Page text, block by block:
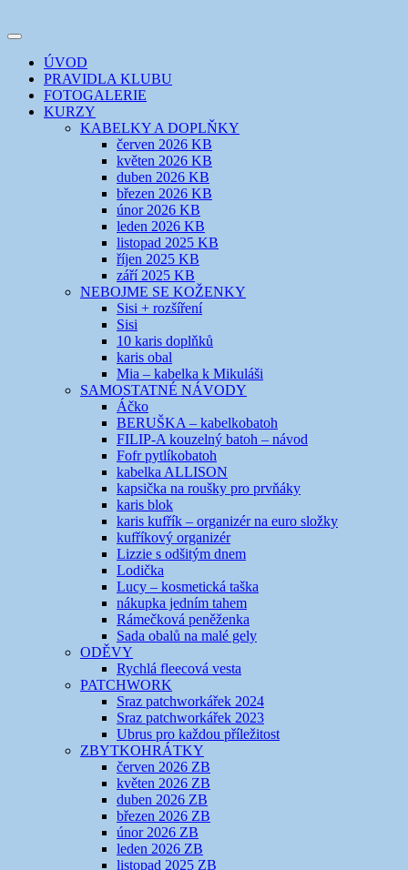
k
webuEVIKLUB
šicí klub
Toggle
navigation
ÚVOD
PRAVIDLA KLUBU
FOTOGALERIE
KURZY
KABELKY A DOPLŇKY
červen 2026 KB
květen 2026 KB
duben 2026 KB
březen 2026 KB
únor 2026 KB
leden 2026 KB
listopad 2025 KB
říjen 2025 KB
září 2025 KB
NEBOJME SE KOŽENKY
Sisi + rozšíření
Sisi
10 karis doplňků
karis obal
Mia – kabelka k Mikuláši
SAMOSTATNÉ NÁVODY
Áčko
BERUŠKA – kabelkobatoh
FILIP-A kouzelný batoh – návod
Fofr pytlíkobatoh
kabelka ALLISON
kapsička na roušky pro prvňáky
karis blok
karis kufřík – organizér na euro složky
kufříkový organizér
Lizzie s odšitým dnem
Lodička
Lucy – kosmetická taška
nákupka jedním tahem
Rámečková peněženka
Sada obalů na malé gely
ODĚVY
Rychlá fleecová vesta
PATCHWORK
Sraz patchworkářek 2024
Sraz patchworkářek 2023
Ubrus pro každou příležitost
ZBYTKOHRÁTKY
červen 2026 ZB
květen 2026 ZB
duben 2026 ZB
březen 2026 ZB
únor 2026 ZB
leden 2026 ZB
listopad 2025 ZB